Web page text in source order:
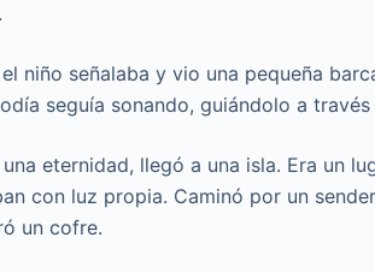
niño señalaba y vio una pequeña
seguía sonando, guiándolo a través
eternidad, llegó a una isla. Era un
con luz propia. Caminó por un
un cofre.